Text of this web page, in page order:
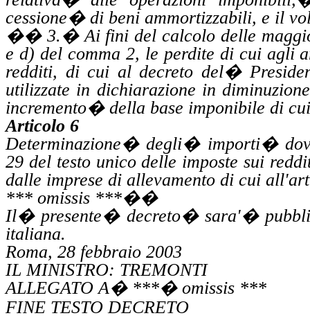
cessione� di beni ammortizzabili, e il
�� 3.�Ai fini del calcolo delle
e d) del comma 2, le perdite di cui agli
redditi, di cui al decreto del�
utilizzate in dichiarazione in
incremento� della base imponibile di
Articolo 6
Determinazione�degli� importi�
29 del testo unico delle imposte sui
dalle imprese di allevamento di cui
*** omissis ***��
Il� presente� decreto�sara'�
italiana.
Roma, 28 febbraio 2003
IL MINISTRO: TREMONTI
ALLEGATO A� ***� omissis ***
FINE TESTO DECRETO